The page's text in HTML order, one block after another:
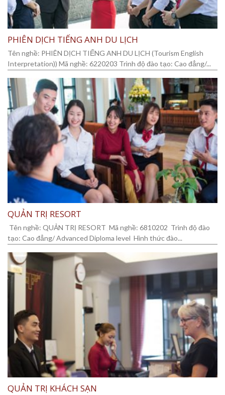
PHIÊN DỊCH TIẾNG ANH DU LỊCH
Tên nghề: PHIÊN DỊCH TIẾNG ANH DU LỊCH (Tourism English
Interpretation)) Mã nghề: 6220203 Trình độ đào tạo: Cao đẳng/...
QUẢN TRỊ RESORT
Tên nghề: QUẢN TRỊ RESORT Mã nghề: 6810202 Trình độ đào
tạo: Cao đẳng/ Advanced Diploma level Hình thức đào...
QUẢN TRỊ KHÁCH SẠN